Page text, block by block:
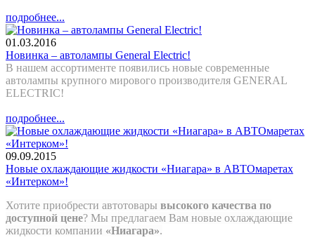
подробнее...
01.03.2016
Новинка – автолампы General Electric!
В нашем ассортименте появились новые современные
автолампы крупного мирового производителя GENERAL
ELECTRIC!
подробнее...
09.09.2015
Новые охлаждающие жидкости «Ниагара» в АВТОмаретах
«Интерком»!
Хотите приобрести автотовары высокого качества по
доступной цене? Мы предлагаем Вам новые охлаждающие
жидкости компании «Ниагара».